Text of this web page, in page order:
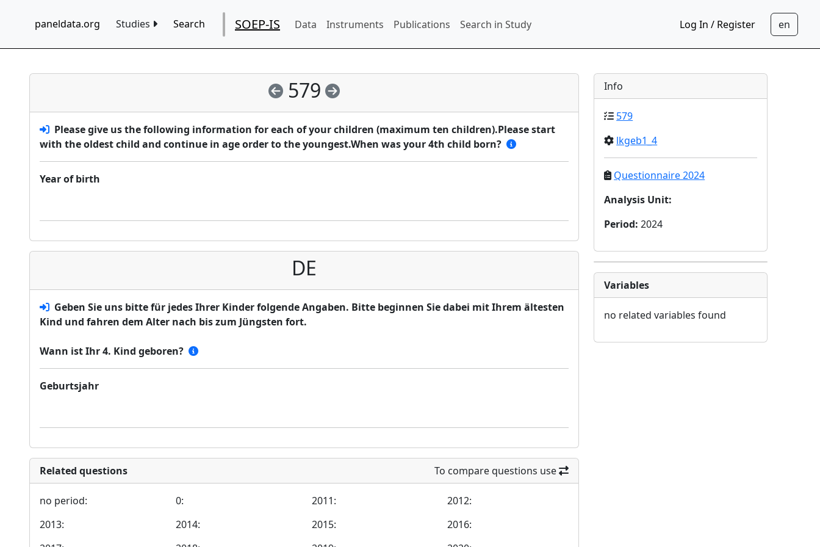
paneldata.org Studies Search SOEP-IS Data Instruments Publications Search in Study Log In / Register
579
Please give us the following information for each of your children (maximum ten children).Please start
with the oldest child and continue in age order to the youngest.When was your 4th child born?
Year of birth
DE
Geben Sie uns bitte für jedes Ihrer Kinder folgende Angaben. Bitte beginnen Sie dabei mit Ihrem ältesten
Kind und fahren dem Alter nach bis zum Jüngsten fort.
Wann ist Ihr 4. Kind geboren?
Geburtsjahr
Related questions To compare questions use
no period: 0: 2011:
2012:
2013:
2014: 2015:
2016:
Info
579
lkgeb1_4
Questionnaire 2024
Analysis Unit:
Period:2024
Variables
no related variables found